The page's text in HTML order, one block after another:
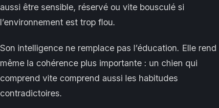
aussi être sensible, réservé ou vite bousculé si
l’environnement est trop flou.
Son intelligence ne remplace pas l’éducation. Elle rend
même la cohérence plus importante : un chien qui
comprend vite comprend aussi les habitudes
contradictoires.